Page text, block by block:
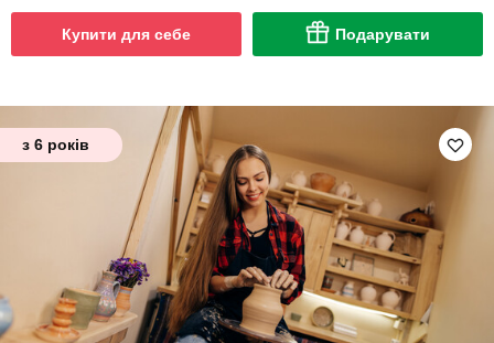
Купити для себе Подарувати
з 6 років